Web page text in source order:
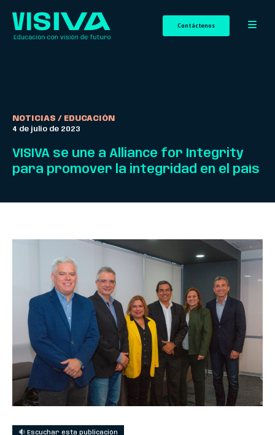
Contáctenos
NOTICIAS / EDUCACIÓN
4 de julio de 2023
VISIVA se une a Alliance for Integrity
para promover la integridad en el país
Escuchar esta publicación